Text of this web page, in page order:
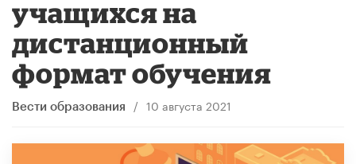
учащихся на
дистанционный
формат обучения
Вести образования / 10 августа 2021